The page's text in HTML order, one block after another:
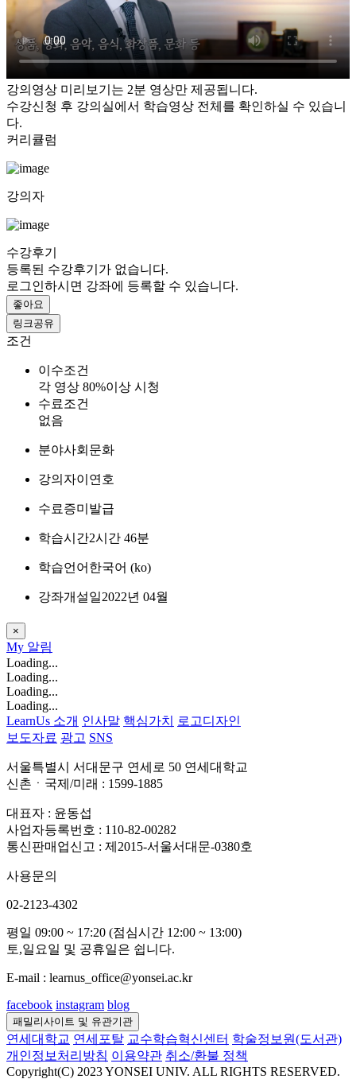
강의영상 미리보기는 2분 영상만 제공됩니다.
수강신청 후 강의실에서 학습영상 전체를 확인하실 수 있습니
다.
커리큘럼
강의자
수강후기
등록된 수강후기가 없습니다.
로그인하시면 강좌에 등록할 수 있습니다.
좋아요
링크공유
조건
이수조건
각 영상 80%이상 시청
수료조건
없음
분야사회문화
강의자이연호
수료증미발급
학습시간2시간 46분
학습언어 한국어 ‎(ko)‎
강좌개설일2022년 04월
×
My 알림
Loading...
Loading...
Loading...
Loading...
LearnUs 소개 인사말 핵심가치
로고디자인
보도자료 광고 SNS
서울특별시 서대문구 연세로 50 연세대학교
신촌ㆍ국제/미래 : 1599-1885
대표자 : 윤동섭
사업자등록번호 : 110-82-00282
통신판매업신고 : 제2015-서울서대문-0380호
사용문의
02-2123-4302
평일 09:00 ~ 17:20 (점심시간 12:00 ~ 13:00)
토,일요일 및 공휴일은 쉽니다.
E-mail : learnus_office@yonsei.ac.kr
facebook instagram blog
패밀리사이트 및 유관기관
연세대학교 연세포탈 교수학습혁신센터 학술정보원(도서관)
개인정보처리방침 이용약관 취소/환불 정책
Copyright(C) 2023 YONSEI UNIV. ALL RIGHTS RESERVED.